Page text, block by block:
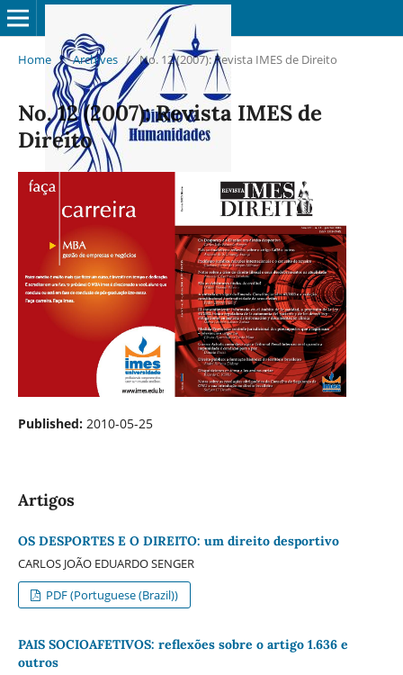
Home / Archives / No. 12 (2007): Revista IMES de Direito
No. 12 (2007): Revista IMES de
Direito
Published: 2010-05-25
Artigos
OS DESPORTES E O DIREITO: um direito desportivo
CARLOS JOÃO EDUARDO SENGER
PDF (Portuguese (Brazil))
PAIS SOCIOAFETIVOS: reflexões sobre o artigo 1.636 e
outros